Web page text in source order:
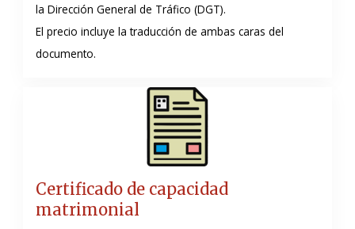
la Dirección General de Tráfico (DGT).
El precio incluye la traducción de ambas caras del
documento.
Certificado de capacidad
matrimonial